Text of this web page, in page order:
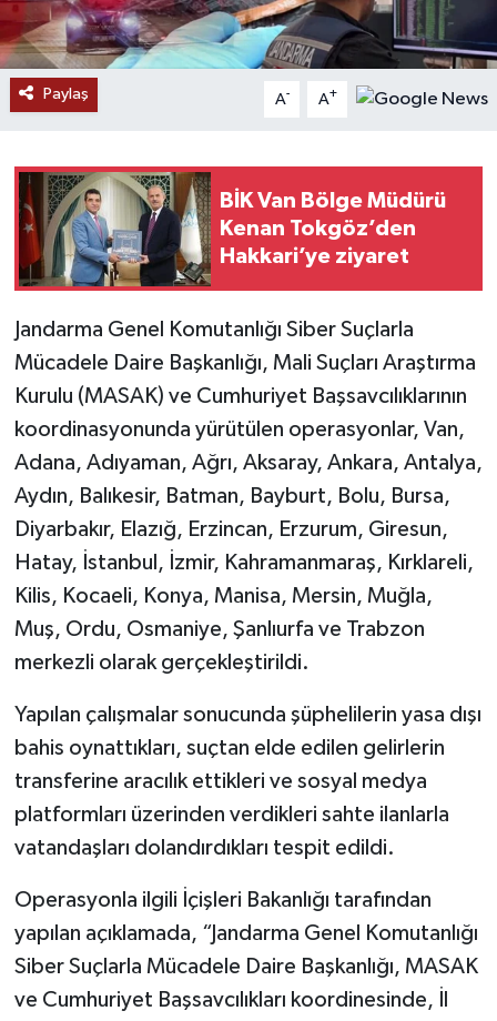
Paylaş A- A+
BİK Van Bölge Müdürü
Kenan Tokgöz’den
Hakkari’ye ziyaret
Jandarma Genel Komutanlığı Siber Suçlarla
Mücadele Daire Başkanlığı, Mali Suçları Araştırma
Kurulu (MASAK) ve Cumhuriyet Başsavcılıklarının
koordinasyonunda yürütülen operasyonlar, Van,
Adana, Adıyaman, Ağrı, Aksaray, Ankara, Antalya,
Aydın, Balıkesir, Batman, Bayburt, Bolu, Bursa,
Diyarbakır, Elazığ, Erzincan, Erzurum, Giresun,
Hatay, İstanbul, İzmir, Kahramanmaraş, Kırklareli,
Kilis, Kocaeli, Konya, Manisa, Mersin, Muğla,
Muş, Ordu, Osmaniye, Şanlıurfa ve Trabzon
merkezli olarak gerçekleştirildi.
Yapılan çalışmalar sonucunda şüphelilerin yasa dışı
bahis oynattıkları, suçtan elde edilen gelirlerin
transferine aracılık ettikleri ve sosyal medya
platformları üzerinden verdikleri sahte ilanlarla
vatandaşları dolandırdıkları tespit edildi.
Operasyonla ilgili İçişleri Bakanlığı tarafından
yapılan açıklamada, “Jandarma Genel Komutanlığı
Siber Suçlarla Mücadele Daire Başkanlığı, MASAK
ve Cumhuriyet Başsavcılıkları koordinesinde, İl